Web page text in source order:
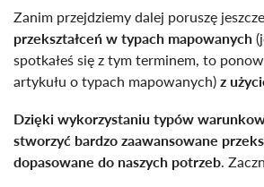
Zanim przejdziemy dalej poruszę
przekształceń w typach mapowanych
spotkałeś się z tym terminem, to
artykułu o typach mapowanych) z
Dzięki wykorzystaniu typów
stworzyć bardzo zaawansowane
dopasowane do naszych potrzeb.